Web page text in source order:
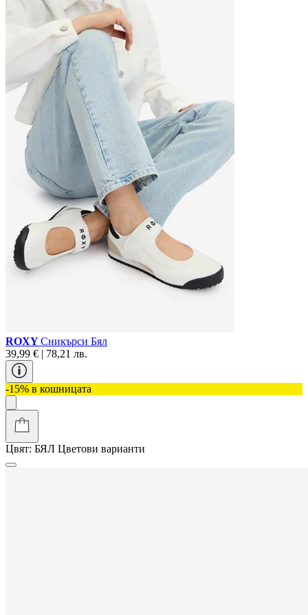
ROXYСникърси Бял
39,99 € | 78,21 лв.
-15% в кошницата
Цвят: БЯЛ Цветови варианти